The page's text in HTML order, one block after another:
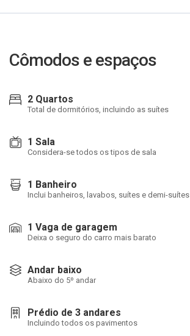
Cômodos e espaços
2 Quartos
Total de dormitórios, incluindo as suítes
1 Sala
Considera-se todos os tipos de sala
1 Banheiro
Inclui banheiros, lavabos, suítes e demi-suítes
1 Vaga de garagem
Deixa o seguro do carro mais barato
Andar baixo
Abaixo do 5º andar
Prédio de 3 andares
Incluindo todos os pavimentos